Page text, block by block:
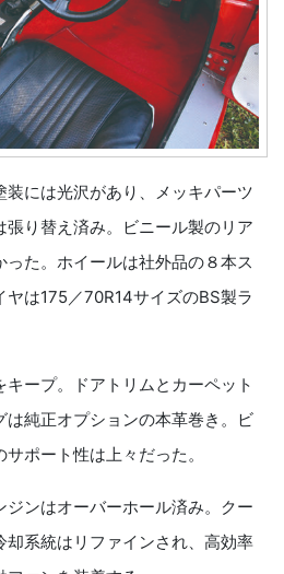
には光沢があり、メッキパーツ
り替え済み。ビニール製のリア
た。ホイールは社外品の８本ス
は175／70R14サイズのBS製ラ
ープ。ドアトリムとカーペット
は純正オプションの本革巻き。ビ
ポート性は上々だった。
ンはオーバーホール済み。クー
却系統はリファインされ、高効率